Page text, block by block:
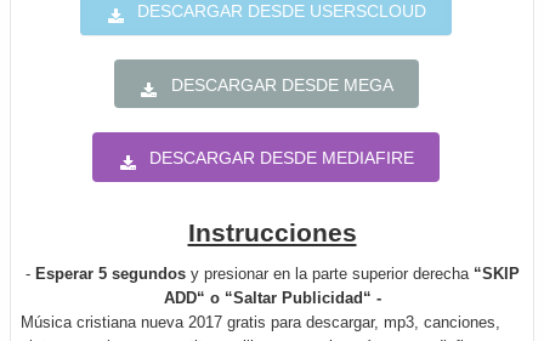
DESCARGAR DESDE USERSCLOUD
DESCARGAR DESDE MEGA
DESCARGAR DESDE MEDIAFIRE
Instrucciones
- Esperar 5 segundosy presionar en la parte superior derecha “SKIP
ADD“ o “Saltar Publicidad“ -
Música cristiana nueva 2017 gratis para descargar, mp3, canciones,